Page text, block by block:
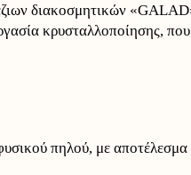
διακοσμητικών
κρυσταλλοποίησης,
πηλού, με